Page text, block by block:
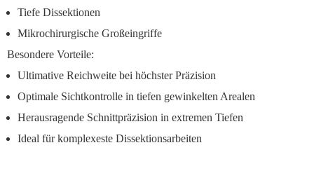
Tiefe Dissektionen
Mikrochirurgische Großeingriffe
Besondere Vorteile:
Ultimative Reichweite bei höchster Präzision
Optimale Sichtkontrolle in tiefen gewinkelten Arealen
Herausragende Schnittpräzision in extremen Tiefen
Ideal für komplexeste Dissektionsarbeiten